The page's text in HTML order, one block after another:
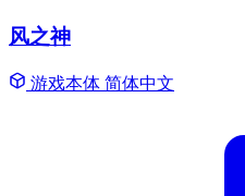
风之神
游戏本体 简体中文